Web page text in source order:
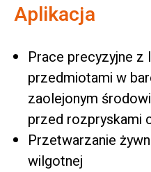
Aplikacja
Prace precyzyjne z
przedmiotami w
zaolejonym
przed rozpryskami
Przetwarzanie
wilgotnej